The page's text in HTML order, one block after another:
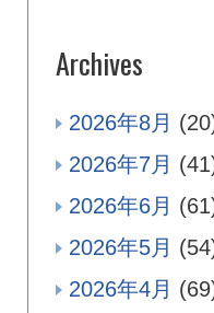
Archives
2026年8月
2026年7月
2026年6月
2026年5月
2026年4月